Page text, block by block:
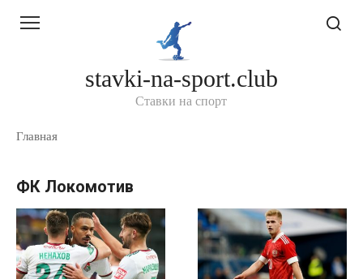
stavki-na-sport.club
Ставки на спорт
Главная
ФК Локомотив